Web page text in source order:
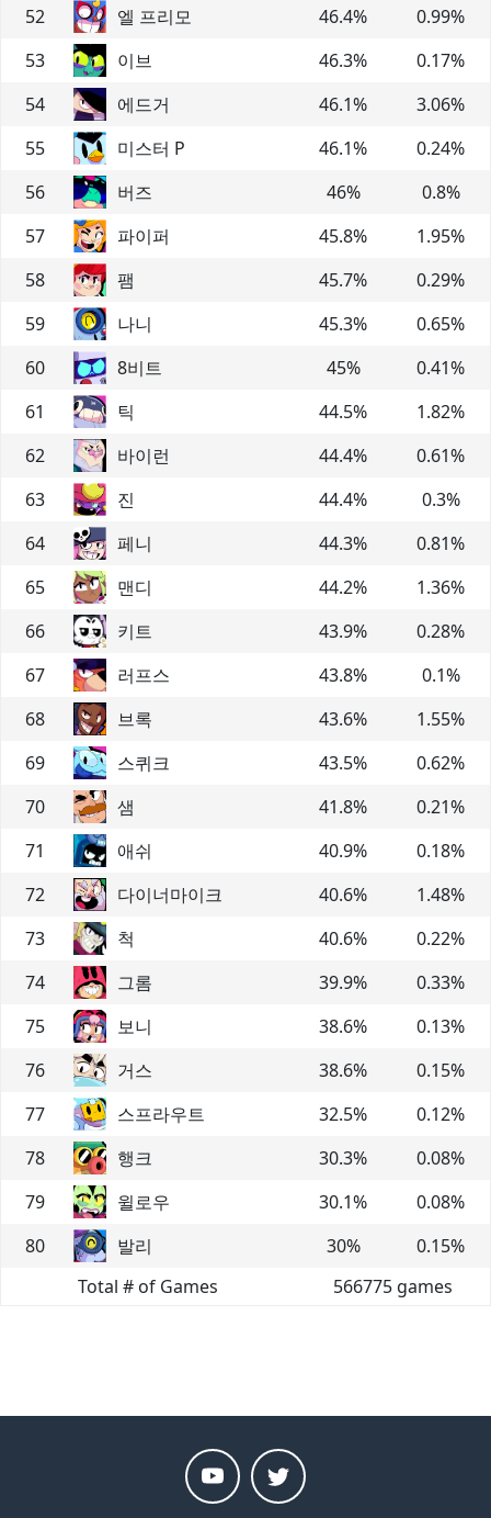
52
엘 프리모 46.4% 0.99%
53
이브 46.3% 0.17%
54
에드거 46.1% 3.06%
55
미스터 P 46.1% 0.24%
56
버즈 46% 0.8%
57
파이퍼 45.8% 1.95%
58
팸 45.7% 0.29%
59
나니 45.3% 0.65%
60
8비트 45% 0.41%
61
틱 44.5% 1.82%
62
바이런 44.4% 0.61%
63
진 44.4% 0.3%
64
페니 44.3% 0.81%
65
맨디 44.2% 1.36%
66
키트 43.9% 0.28%
67
러프스 43.8% 0.1%
68
브록 43.6% 1.55%
69
스퀴크 43.5% 0.62%
70
샘 41.8% 0.21%
71
애쉬 40.9% 0.18%
72
다이너마이크 40.6% 1.48%
73
척 40.6% 0.22%
74
그롬 39.9% 0.33%
75
보니 38.6% 0.13%
76
거스 38.6% 0.15%
77
스프라우트 32.5% 0.12%
78
행크 30.3% 0.08%
79
윌로우 30.1% 0.08%
80
발리 30% 0.15%
Total # of Games
566775games